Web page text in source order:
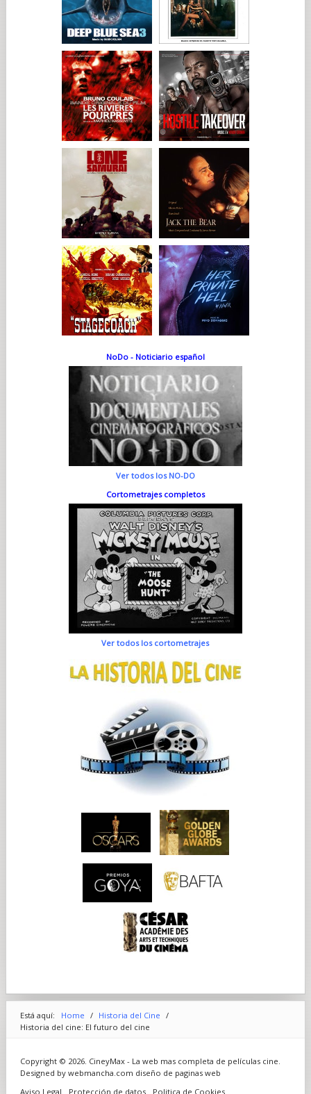
NoDo - Noticiario español
Ver todos los NO-DO
Cortometrajes completos
Ver todos los cortometrajes
Está aquí: Home / Historia del Cine /
Historia del cine: El futuro del cine
Copyright © 2026. CineyMax - La web mas completa de películas cine.
Designed by webmancha.com diseño de paginas web
Aviso Legal
Protección de datos Politica de Cookies